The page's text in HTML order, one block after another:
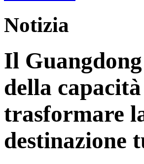
Notizia
Il
della
trasformare
destinazione